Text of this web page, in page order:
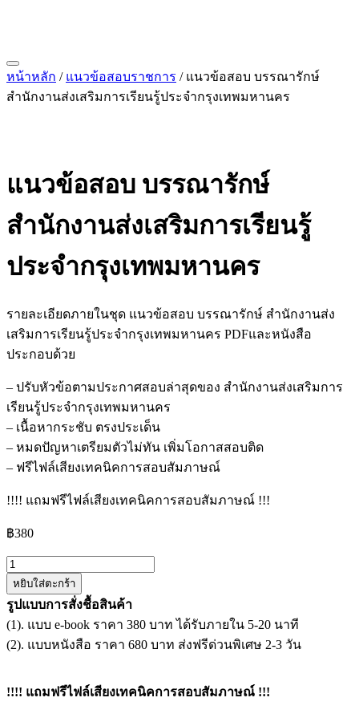
หน้าหลัก / แนวข้อสอบราชการ / แนวข้อสอบ บรรณารักษ์
สำนักงานส่งเสริมการเรียนรู้ประจำกรุงเทพมหานคร
แนวข้อสอบ บรรณารักษ์
สำนักงานส่งเสริมการเรียนรู้
ประจำกรุงเทพมหานคร
รายละเอียดภายในชุด แนวข้อสอบ บรรณารักษ์ สำนักงานส่ง
เสริมการเรียนรู้ประจำกรุงเทพมหานคร PDFและหนังสือ
ประกอบด้วย
– ปรับหัวข้อตามประกาศสอบล่าสุดของ สำนักงานส่งเสริมการ
เรียนรู้ประจำกรุงเทพมหานคร
– เนื้อหากระชับ ตรงประเด็น
– หมดปัญหาเตรียมตัวไม่ทัน เพิ่มโอกาสสอบติด
– ฟรีไฟล์เสียงเทคนิคการสอบสัมภาษณ์
!!!! แถมฟรีไฟล์เสียงเทคนิคการสอบสัมภาษณ์ !!!
฿380
จำนวน
แนว
ข้อสอบ
บรรณารักษ์
สำนักงาน
เสริม
หยิบใส่ตะกร้า
รูปแบบการสั่งชื้อสินค้า
(1). แบบ e-book ราคา 380 บาท ได้รับภายใน 5-20 นาที
(2). แบบหนังสือ ราคา 680 บาท ส่งฟรีด่วนพิเศษ 2-3 วัน
!!!! แถมฟรีไฟล์เสียงเทคนิคการสอบสัมภาษณ์ !!!